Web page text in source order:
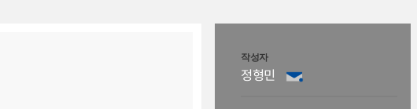
작성자
정형민